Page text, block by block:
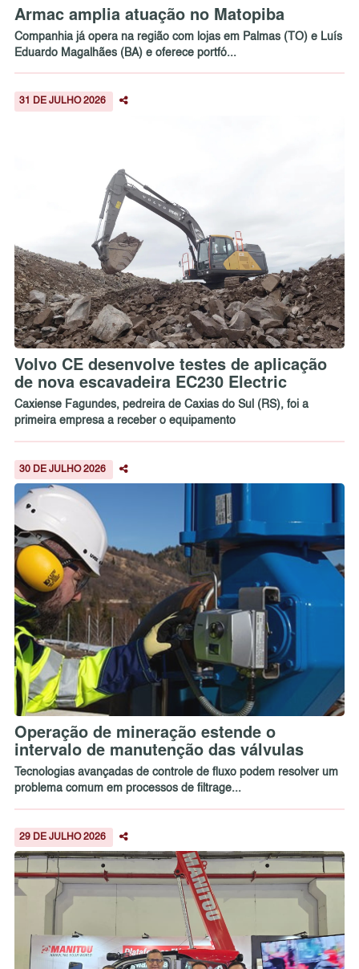
Armac amplia atuação no Matopiba
Companhia já opera na região com lojas em Palmas (TO) e Luís
Eduardo Magalhães (BA) e oferece portfó...
31 DE JULHO 2026
Volvo CE desenvolve testes de aplicação
de nova escavadeira EC230 Electric
Caxiense Fagundes, pedreira de Caxias do Sul (RS), foi a
primeira empresa a receber o equipamento
30 DE JULHO 2026
Operação de mineração estende o
intervalo de manutenção das válvulas
Tecnologias avançadas de controle de fluxo podem resolver um
problema comum em processos de filtrage...
29 DE JULHO 2026